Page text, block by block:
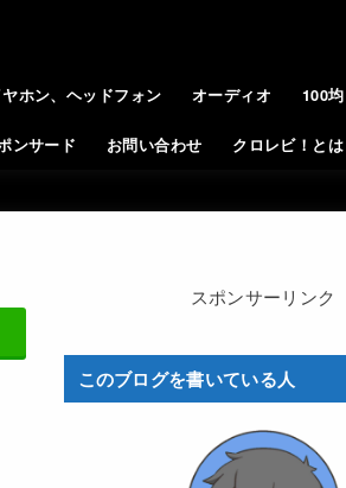
ヤホン、ヘッドフォン オーディオ 100均
ンサード お問い合わせ クロレビ！とは
スポンサーリンク
このブログを書いている人